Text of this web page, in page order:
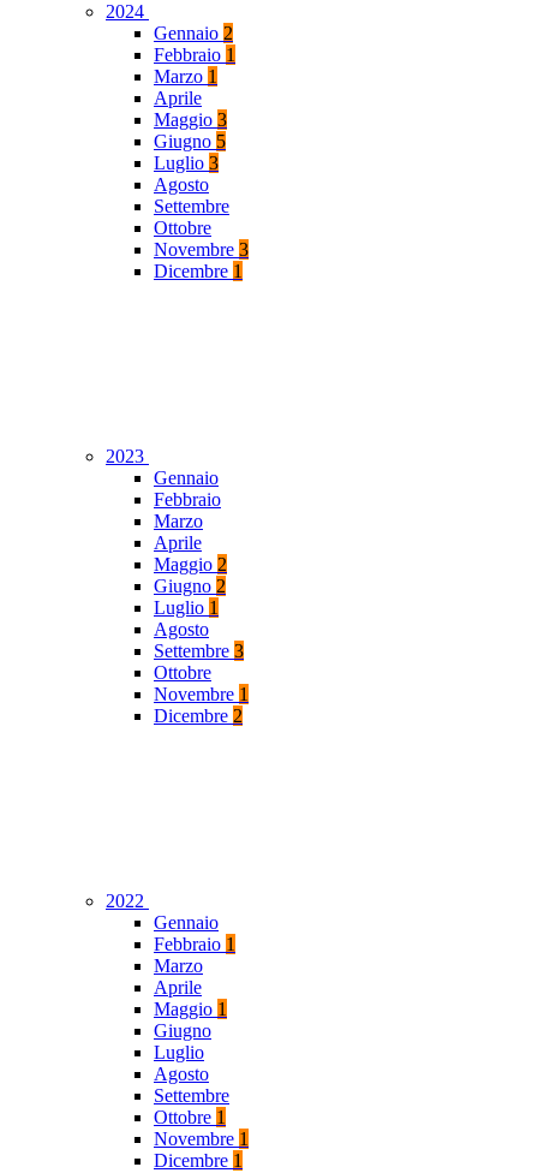
2024
Gennaio 2
Febbraio 1
Marzo 1
Aprile
Maggio 3
Giugno 5
Luglio 3
Agosto
Settembre
Ottobre
Novembre 3
Dicembre 1
2023
Gennaio
Febbraio
Marzo
Aprile
Maggio 2
Giugno 2
Luglio 1
Agosto
Settembre 3
Ottobre
Novembre 1
Dicembre 2
2022
Gennaio
Febbraio 1
Marzo
Aprile
Maggio 1
Giugno
Luglio
Agosto
Settembre
Ottobre 1
Novembre 1
Dicembre 1